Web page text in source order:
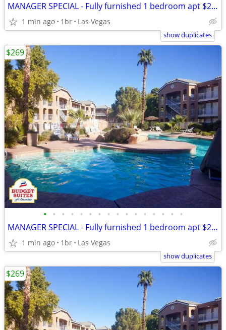
MANAGER SPECIAL - Fully furnished 1 bedroom apt $269 weekly
1 min ago 1br Las Vegas
show duplicates
• • • • • • • • • • • • • • • •
MANAGER SPECIAL - Fully furnished 1 bedroom apt $289 weekly
1 min ago 1br Las Vegas
$269
show duplicates
$269